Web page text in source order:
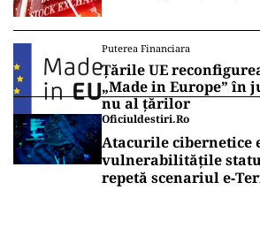
Puterea Financiara
Țările UE
„Made in Europe” în
nu al țărilor
Oficiuldestiri.ro
Atacurile cibernetice
vulnerabilitățile
repetă scenariul